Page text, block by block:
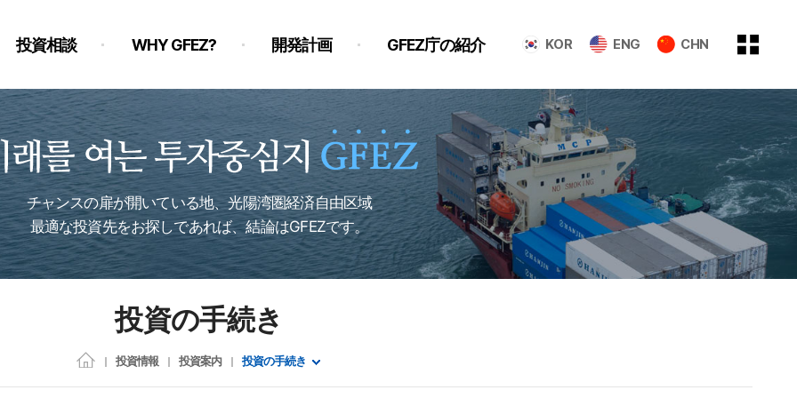
KOR ENG CHN
投資相談 WHY GFEZ? 開発計画 GFEZ庁の紹介
チャンスの扉が開いている地、光陽湾圏経済自由区域
最適な投資先をお探しであれば、結論はGFEZです。
投資の手続き
投資情報 投資案内 投資の手続き